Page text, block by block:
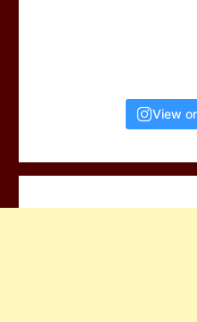
View